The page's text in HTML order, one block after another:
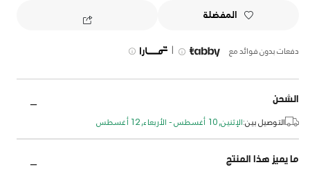
المفضلة
دفعات بدون فوائد مع |
الشحن
التوصيل بين:الإثنين, 10 أغسطس - الأربعاء, 12 أغسطس
ما يميز هذا المنتج